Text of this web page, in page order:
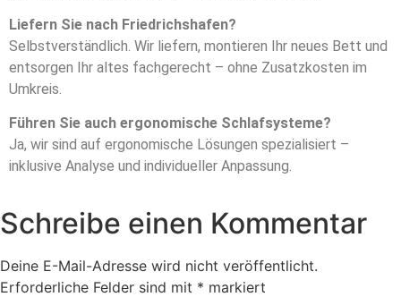
Liefern Sie nach Friedrichshafen?
Selbstverständlich. Wir liefern, montieren Ihr neues Bett und
entsorgen Ihr altes fachgerecht – ohne Zusatzkosten im
Umkreis.
Führen Sie auch ergonomische Schlafsysteme?
Ja, wir sind auf ergonomische Lösungen spezialisiert –
inklusive Analyse und individueller Anpassung.
Schreibe einen Kommentar
Deine E-Mail-Adresse wird nicht veröffentlicht.
Erforderliche Felder sind mit * markiert